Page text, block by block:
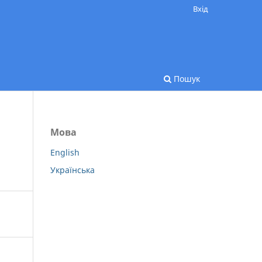
Пошук
Вхід
Мова
English
Українська